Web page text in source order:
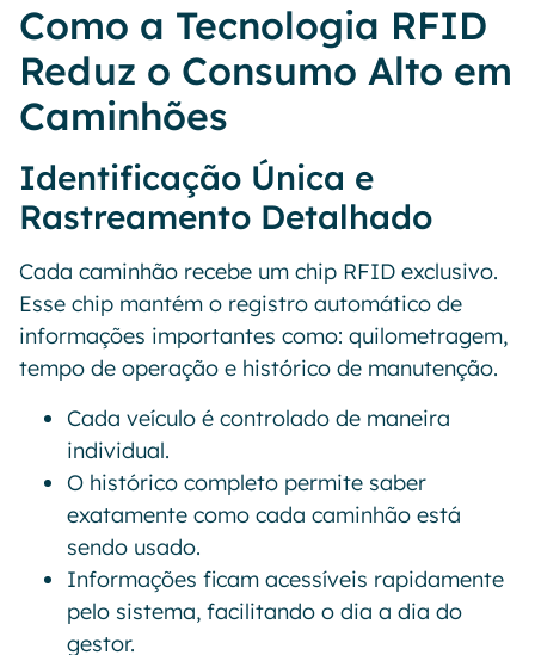
Como a Tecnologia RFID
Reduz o Consumo Alto em
Caminhões
Identificação Única e
Rastreamento Detalhado
Cada caminhão recebe um chip RFID exclusivo.
Esse chip mantém o registro automático de
informações importantes como: quilometragem,
tempo de operação e histórico de manutenção.
Cada veículo é controlado de maneira
individual.
O histórico completo permite saber
exatamente como cada caminhão está
sendo usado.
Informações ficam acessíveis rapidamente
pelo sistema, facilitando o dia a dia do
gestor.